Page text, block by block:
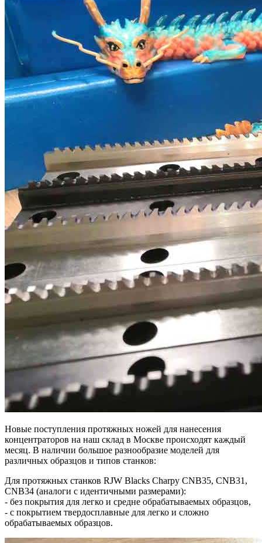
Новые поступления протяжных ножей для нанесения
концентраторов на наш склад в Москве происходят каждый
месяц. В наличии большое разнообразие моделей для
различных образцов и типов станков:
Для протяжных станков RJW Blacks Charpy CNB35, CNB31,
CNB34 (аналоги с идентичными размерами):
- без покрытия для легко и средне обрабатываемых образцов,
- с покрытием твердосплавные для легко и сложно
обрабатываемых образцов.